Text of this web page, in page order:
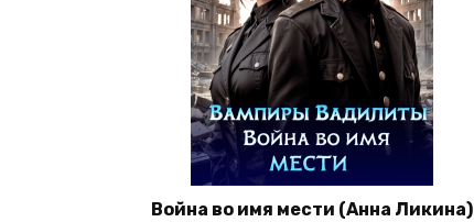
Война во имя мести (Анна Ликина)